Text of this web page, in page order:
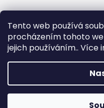
Tento web používá
procházením tohoto
jejich používáním.. Více